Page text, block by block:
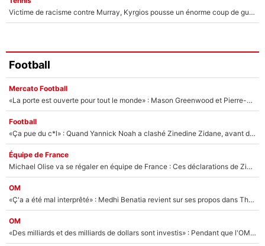
Victime de racisme contre Murray, Kyrgios pousse un énorme coup de gueule !
Football
Mercato Football
«La porte est ouverte pour tout le monde» : Mason Greenwood et Pierre-Emerick Aubameyang ont quitté l'OM, Amine Gouiri balance sur la suite du mercato et sur la réaction du vestiaire !
Football
«Ça pue du c*l» : Quand Yannick Noah a clashé Zinedine Zidane, avant de se faire recadrer par le nouveau sélectionneur de l'équipe de France !
Équipe de France
Michael Olise va se régaler en équipe de France : Ces déclarations de Zinedine Zidane qui prouvent qu'il va tout miser sur la star du Bayern Munich !
OM
«Ç'a a été mal interprêté» : Medhi Benatia revient sur ses propos dans The Bridge et précise ses conditions pour rejoindre le PSG !
OM
«Des milliards et des milliards de dollars sont investis» : Pendant que l'OM est en pleine crise financière, Frank McCourt lance un nouveau projet à 260M€ !